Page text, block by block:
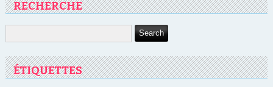
RECHERCHE
ÉTIQUETTES